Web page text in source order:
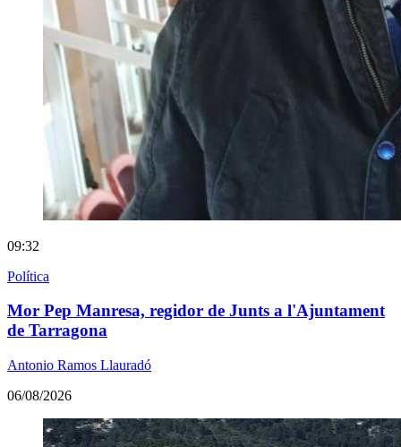
09:32
Política
Mor Pep Manresa, regidor de Junts a l'Ajuntament
de Tarragona
Antonio Ramos Llauradó
06/08/2026